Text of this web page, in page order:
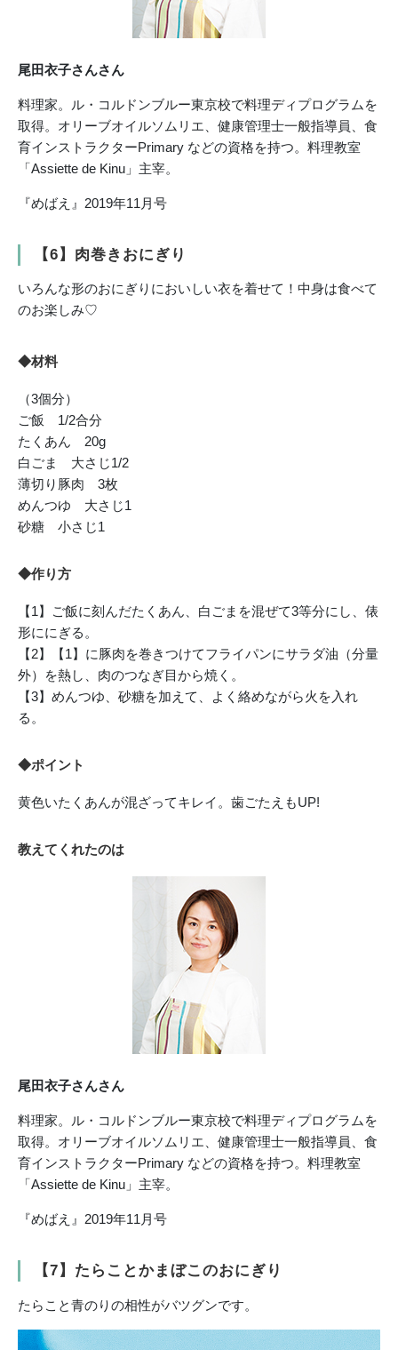
尾田衣子さんさん
料理家。ル・コルドンブルー東京校で料理ディプログラムを
取得。オリーブオイルソムリエ、健康管理士一般指導員、食
育インストラクターPrimary などの資格を持つ。料理教室
「Assiette de Kinu」主宰。
『めばえ』2019年11月号
【6】肉巻きおにぎり
いろんな形のおにぎりにおいしい衣を着せて！中身は食べて
のお楽しみ♡
◆材料
（3個分）
ご飯 1/2合分
たくあん 20g
白ごま 大さじ1/2
薄切り豚肉 3枚
めんつゆ 大さじ1
砂糖 小さじ1
◆作り方
【1】ご飯に刻んだたくあん、白ごまを混ぜて3等分にし、俵
形ににぎる。
【2】【1】に豚肉を巻きつけてフライパンにサラダ油（分量
外）を熱し、肉のつなぎ目から焼く。
【3】めんつゆ、砂糖を加えて、よく絡めながら火を入れ
る。
◆ポイント
黄色いたくあんが混ざってキレイ。歯ごたえもUP!
教えてくれたのは
尾田衣子さんさん
料理家。ル・コルドンブルー東京校で料理ディプログラムを
取得。オリーブオイルソムリエ、健康管理士一般指導員、食
育インストラクターPrimary などの資格を持つ。料理教室
「Assiette de Kinu」主宰。
『めばえ』2019年11月号
【7】たらことかまぼこのおにぎり
たらこと青のりの相性がバツグンです。